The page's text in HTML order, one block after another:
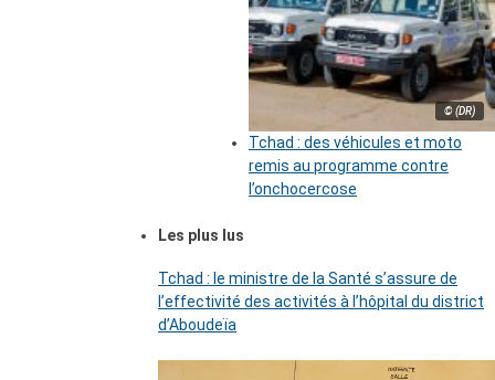
© (DR)
Tchad : des véhicules et moto
remis au programme contre
l’onchocercose
Les plus lus
Tchad : le ministre de la Santé s’assure de
l’effectivité des activités à l’hôpital du district
d’Aboudeïa